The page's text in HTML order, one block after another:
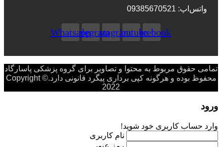
واتس‌‌اپ: 09385670521
Facebook
Youtube
Instagram
Telegram
Whatsapp
تمامی حقوق مربوط به محتوا و تصاویر برای گروه پزشکی پاسارگاد
محفوظ بوده و هرگونه کپی برداری پیگرد قانونی دارد.Copyright ©
2022
ورود
وارد حساب کاربری خود شوید!
نام کاربری